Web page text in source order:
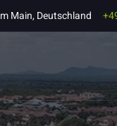
Main, Deutschland